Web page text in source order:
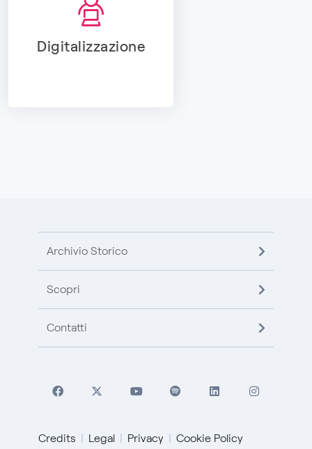
Digitalizzazione
Archivio Storico
Scopri
Contatti
Credits Legal Privacy Cookie Policy